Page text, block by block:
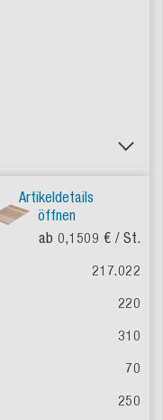
Artikeldetails
öffnen
ab 0,1509 € / St.
217.022
220
310
70
250